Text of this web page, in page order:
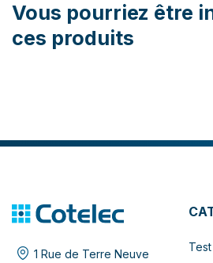
Vous pourriez être
ces produits
1 Rue de Terre Neuve